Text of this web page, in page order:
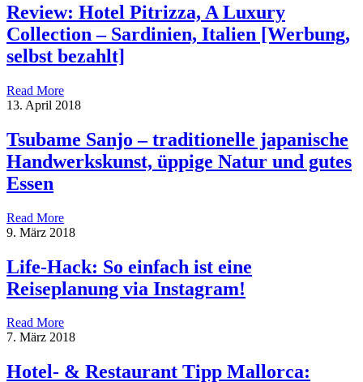
Review: Hotel Pitrizza, A Luxury
Collection – Sardinien, Italien [Werbung,
selbst bezahlt]
Read More
13. April 2018
Tsubame Sanjo – traditionelle japanische
Handwerkskunst, üppige Natur und gutes
Essen
Read More
9. März 2018
Life-Hack: So einfach ist eine
Reiseplanung via Instagram!
Read More
7. März 2018
Hotel- & Restaurant Tipp Mallorca: